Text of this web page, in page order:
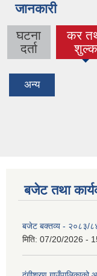
जानकारी
घटना
दर्ता
कर
शुल्क
अन्य
बजेट तथा
बजेट बक्तव्य - २०८३/
मिति: 07/20/2026 -